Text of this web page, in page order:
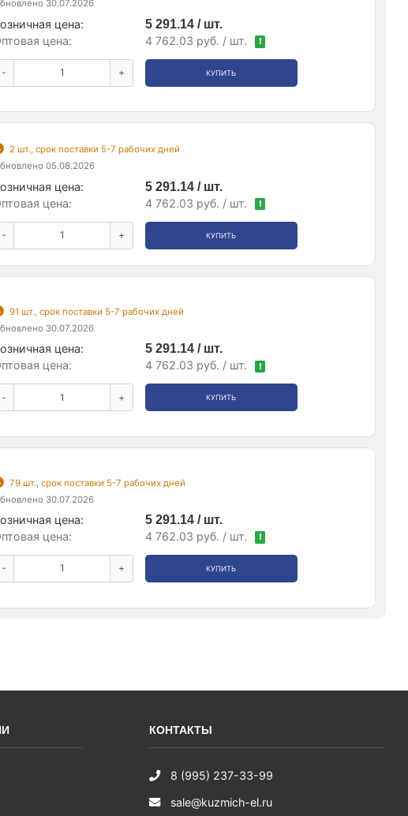
30.07.2026
цена:
5 291.14 / шт.
цена:
4 762.03 руб. / шт. !
- + КУПИТЬ
2 шт., срок поставки 5-7 рабочих дней
05.08.2026
цена:
5 291.14 / шт.
цена:
4 762.03 руб. / шт. !
- + КУПИТЬ
91 шт., срок поставки 5-7 рабочих дней
30.07.2026
цена:
5 291.14 / шт.
цена:
4 762.03 руб. / шт. !
- + КУПИТЬ
79 шт., срок поставки 5-7 рабочих дней
30.07.2026
цена:
5 291.14 / шт.
цена:
4 762.03 руб. / шт. !
- + КУПИТЬ
КОНТАКТЫ
8 (995) 237-33-99
sale@kuzmich-el.ru